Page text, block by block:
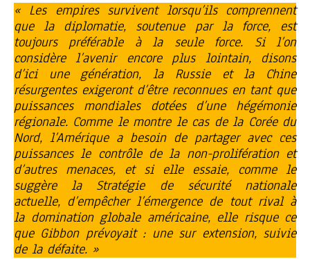
« Les empires survivent lorsqu’ils comprennent
que la diplomatie, soutenue par la force, est
toujours préférable à la seule force. Si l’on
considère l’avenir encore plus lointain, disons
d’ici une génération, la Russie et la Chine
résurgentes exigeront d’être reconnues en tant que
puissances mondiales dotées d’une hégémonie
régionale. Comme le montre le cas de la Corée du
Nord, l’Amérique a besoin de partager avec ces
puissances le contrôle de la non-prolifération et
d’autres menaces, et si elle essaie, comme le
suggère la Stratégie de sécurité nationale
actuelle, d’empêcher l’émergence de tout rival à
la domination globale américaine, elle risque ce
que Gibbon prévoyait : une sur extension, suivie
de la défaite. »